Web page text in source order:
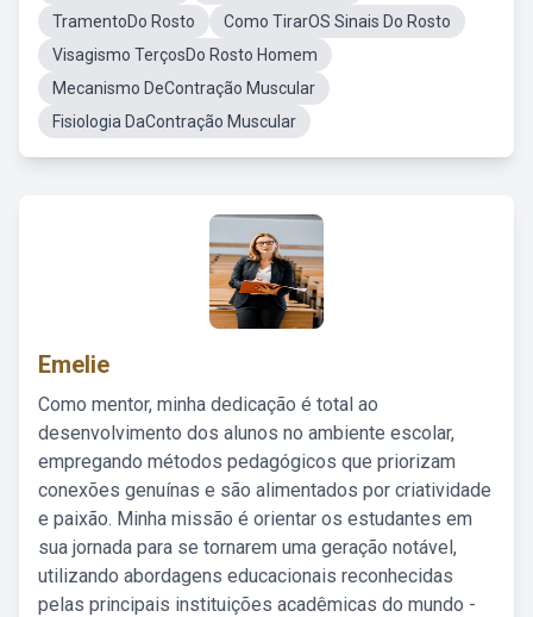
TramentoDo Rosto
Como TirarOS Sinais Do Rosto
Visagismo TerçosDo Rosto Homem
Mecanismo DeContração Muscular
Fisiologia DaContração Muscular
Emelie
Como mentor, minha dedicação é total ao
desenvolvimento dos alunos no ambiente escolar,
empregando métodos pedagógicos que priorizam
conexões genuínas e são alimentados por criatividade
e paixão. Minha missão é orientar os estudantes em
sua jornada para se tornarem uma geração notável,
utilizando abordagens educacionais reconhecidas
pelas principais instituições acadêmicas do mundo -